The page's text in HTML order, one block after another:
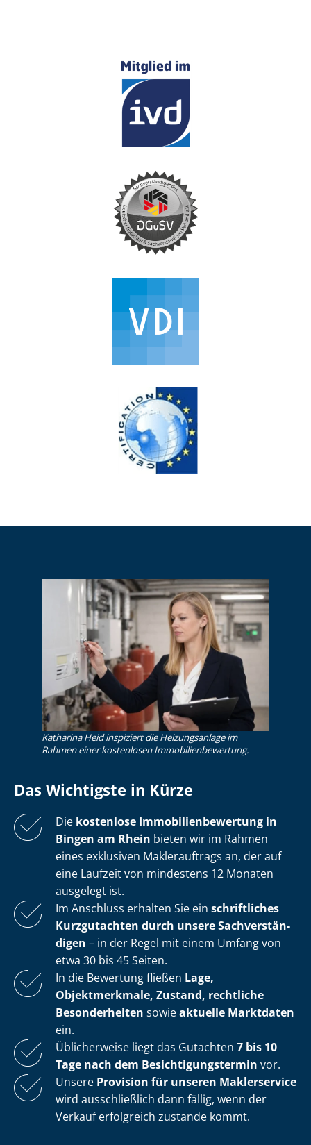
Katharina Heid inspiziert die Heizungsanlage im
Rahmen einer kostenlosen Im­mo­bi­li­en­be­wer­tung.
Das Wichtigste in Kürze
Die kostenlose Im­mo­bi­li­en­be­wer­tung in
Bingen am Rhein bieten wir im Rahmen
eines exklusiven Maklerauftrags an, der auf
eine Laufzeit von mindestens 12 Monaten
ausgelegt ist.
Im Anschluss erhalten Sie ein schriftliches
Kurzgutachten durch unsere Sach­ver­stän­
di­gen – in der Regel mit einem Umfang von
etwa 30 bis 45 Seiten.
In die Bewertung fließen Lage,
Objektmerkmale, Zustand, rechtliche
Besonderheiten sowieaktuelle Marktdaten
ein.
Üblicherweise liegt das Gutachten 7 bis 10
Tage nach dem Be­sich­ti­gungs­ter­min vor.
Unsere Provision für unseren Maklerservice
wird ausschließlich dann fällig, wenn der
Verkauf erfolgreich zustande kommt.